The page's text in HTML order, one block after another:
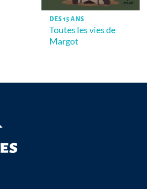
DÈS 15 ANS
Toutes les vies de
Margot